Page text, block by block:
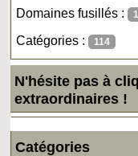
Domaines fusillés :
Catégories : 114
N'hésite pas à
extraordinaires !
Catégories